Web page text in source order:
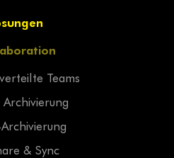
Teams
Archivierung
& Sync